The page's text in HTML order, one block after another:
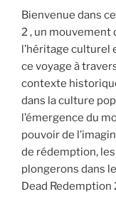
Bienvenue dans
2 , un mouvement
l’héritage culturel
ce voyage à
contexte
dans la culture
l’émergence du
pouvoir de
de rédemption,
plongerons dans
Dead Redemption